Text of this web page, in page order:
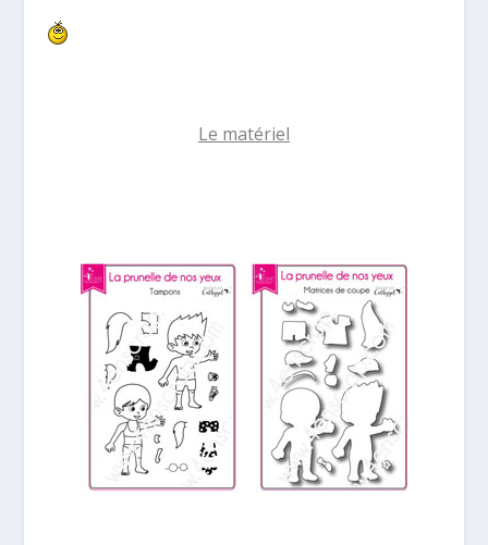
Le matériel